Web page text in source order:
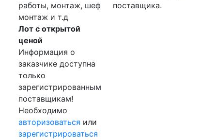
работы, монтаж, шеф
монтаж и т.д
Лот с открытой
ценой
Информация о
заказчике доступна
только
зарегистрированным
поставщикам!
Необходимо
авторизоваться или
зарегистрироваться
поставщика.